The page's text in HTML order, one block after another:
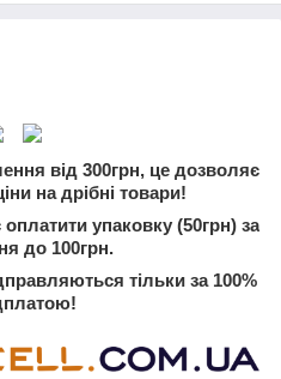
від 300грн, це дозволяє
на дрібні товари!
упаковку (50грн) за
до 100грн.
тільки за 100%